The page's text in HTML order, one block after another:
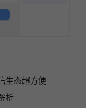
生态超方便
析